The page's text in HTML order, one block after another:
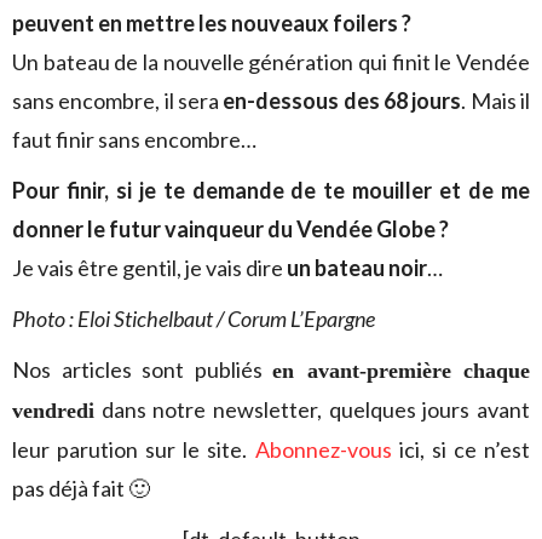
peuvent en mettre les nouveaux foilers ?
Un bateau de la nouvelle génération qui finit le Vendée
sans encombre, il sera en-dessous des 68 jours. Mais il
faut finir sans encombre…
Pour finir, si je te demande de te mouiller et de me
donner le futur vainqueur du Vendée Globe ?
Je vais être gentil, je vais dire un bateau noir…
Photo : Eloi Stichelbaut / Corum L’Epargne
Nos articles sont publiés en avant-première chaque
vendredi dans notre newsletter, quelques jours avant
leur parution sur le site. Abonnez-vous ici, si ce n’est
pas déjà fait 🙂